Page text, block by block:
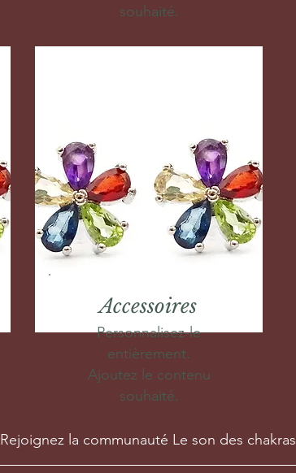
souhaité.
Accessoires
Personnalisez-le
entièrement.
Ajoutez le contenu
souhaité.
Rejoignez la communauté Le son des chakras